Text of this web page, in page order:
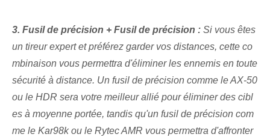
3.⁤ Fusil de précision + Fusil de précision : Si vous êtes
un tireur expert et préférez garder vos distances, cette co
mbinaison vous permettra d'éliminer les ennemis en toute
sécurité à distance. Un fusil de précision comme le AX-50
ou le HDR sera votre meilleur allié pour éliminer des cibl
es à moyenne portée, tandis qu'un fusil de précision com
me le Kar98k ou le Rytec AMR vous permettra d'affronter